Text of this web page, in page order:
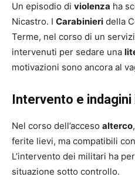
Un episodio di violenza ha
Nicastro. I Carabinieri della
Terme, nel corso di un
intervenuti per sedare una
motivazioni sono ancora al
Intervento e indagini
Nel corso dell’acceso alterco
ferite lievi, ma compatibili con
L’intervento dei militari ha
situazione sotto controllo.